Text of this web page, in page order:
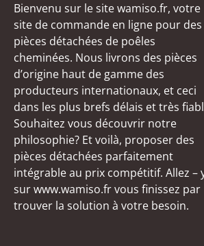
Bienvenu sur le site wamiso.fr, votre
site de commande en ligne pour des
pièces détachées de poêles
cheminées. Nous livrons des pièces
d’origine haut de gamme des
producteurs internationaux, et ceci
dans les plus brefs délais et très
Souhaitez vous découvrir notre
philosophie? Et voilà, proposer des
pièces détachées parfaitement
intégrable au prix compétitif. Allez –
sur www.wamiso.fr vous finissez par
trouver la solution à votre besoin.